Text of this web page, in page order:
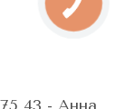
43 - Анна